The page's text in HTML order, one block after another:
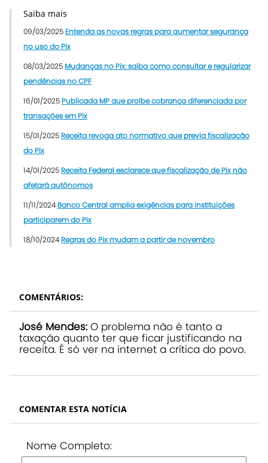
Saiba mais
09/03/2025 Entenda as novas regras para aumentar segurança
no uso do Pix
08/03/2025 Mudanças no Pix: saiba como consultar e regularizar
pendências no CPF
16/01/2025 Publicada MP que proíbe cobrança diferenciada por
transações em Pix
15/01/2025 Receita revoga ato normativo que previa fiscalização
do Pix
14/01/2025 Receita Federal esclarece que fiscalização de Pix não
afetará autônomos
11/11/2024 Banco Central amplia exigências para instituições
participarem do Pix
18/10/2024 Regras do Pix mudam a partir de novembro
COMENTÁRIOS:
José Mendes: O problema não é tanto a
taxação quanto ter que ficar justificando na
receita. É só ver na internet a crítica do povo.
COMENTAR ESTA NOTÍCIA
Nome Completo: